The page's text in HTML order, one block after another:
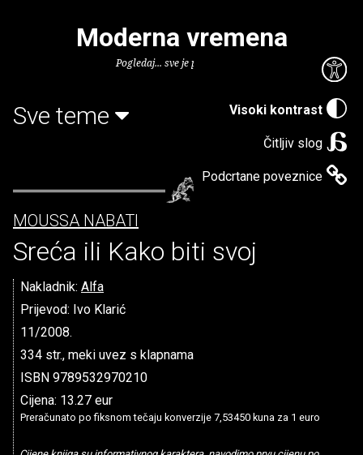
Visoki kontrast
Čitljiv slog
Podcrtane poveznice
Moderna vremena
Pogledaj... sve je puno knjiga.
Sve teme
MOUSSA NABATI
Sreća ili Kako biti svoj
Nakladnik: Alfa
Prijevod: Ivo Klarić
11/2008.
334 str., meki uvez s klapnama
ISBN 9789532970210
Cijena: 13.27 eur
Preračunato po fiksnom tečaju konverzije 7,53450 kuna za 1 euro